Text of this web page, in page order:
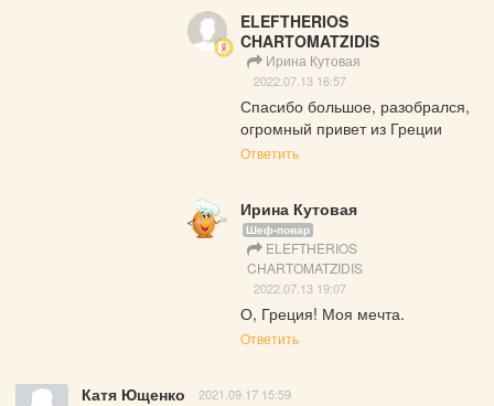
ELEFTHERIOS
CHARTOMATZIDIS
Ирина Кутовая
2022.07.13 16:57
Спасибо большое, разобрался,
огромный привет из Греции
Ответить
Ирина Кутовая
Шеф-повар
ELEFTHERIOS
CHARTOMATZIDIS
2022.07.13 19:07
О, Греция! Моя мечта.
Ответить
Катя Ющенко 2021.09.17 15:59